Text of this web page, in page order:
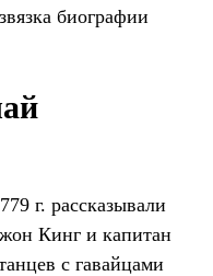
биографии
г. рассказывали
Кинг и капитан
с гавайцами